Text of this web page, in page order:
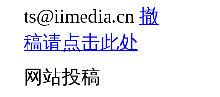
ts@iimedia.cn 撤
稿请点击此处
网站投稿